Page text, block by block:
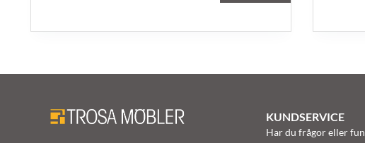
KUNDSERVICE
Har du frågor eller